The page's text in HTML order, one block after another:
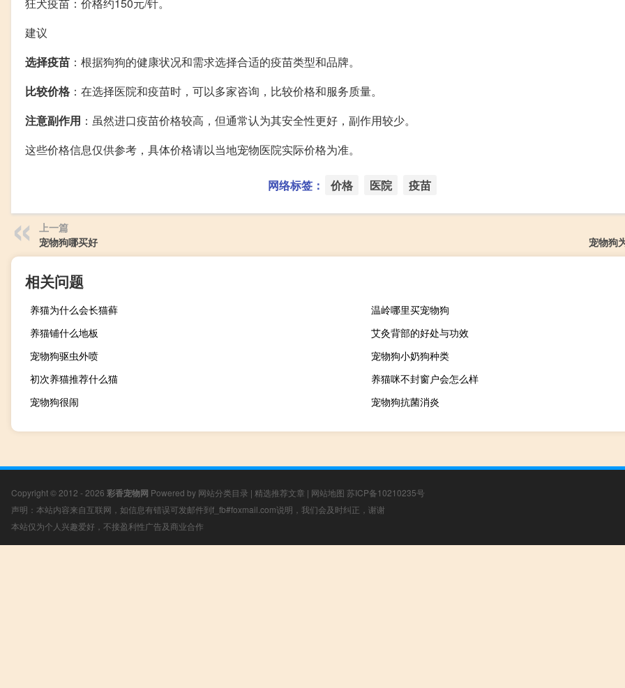
建议
选择疫苗 ：根据狗狗的健康状况和需求选择合适的疫苗类型和品牌。
比较价格 ：在选择医院和疫苗时，可以多家咨询，比较价格和服务质量。
注意副作用 ：虽然进口疫苗价格较高，但通常认为其安全性更好，副作用较少。
这些价格信息仅供参考，具体价格请以当地宠物医院实际价格为准。
网络标签： 价格 医院 疫苗
上一篇
宠物狗哪买好
宠物狗
相关问题
养猫为什么会长猫藓
温岭哪里买宠物狗
养猫铺什么地板
艾灸背部的好处与功效
宠物狗驱虫外喷
宠物狗小奶狗种类
初次养猫推荐什么猫
养猫咪不封窗户会怎么样
宠物狗很闹
宠物狗抗菌消炎
Copyright © 2012 - 2026 彩香宠物网 Powered by 网站分类目录 | 精选推荐文章 | 网站地图 苏ICP备10210235号
声明：本站内容来自互联网，如信息有错误可发邮件到f_fb#foxmail.com说明，我们会及时纠正，谢谢
本站仅为个人兴趣爱好，不接盈利性广告及商业合作